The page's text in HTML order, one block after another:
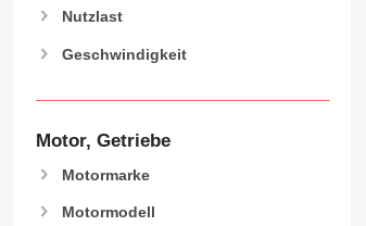
914
930
938
Nutzlast
Geschwindigkeit
Motor, Getriebe
Motormarke
Motormodell